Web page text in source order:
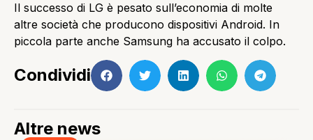
Il successo di LG è pesato sull’economia di molte
altre società che producono dispositivi Android. In
piccola parte anche Samsung ha accusato il colpo.
Condividi
Altre news